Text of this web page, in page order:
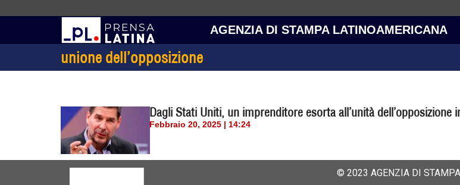
AGENZIA DI STAMPA LATINOAMERICANA
unione dell’opposizione
Dagli Stati Uniti, un imprenditore esorta all’unità dell’opposizione
Febbraio 20, 2025 | 14:24
© 2023 AGENZIA DI